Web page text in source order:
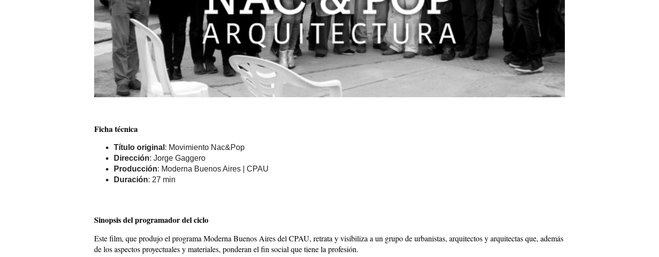
Ficha técnica
Título original : Movimiento Nac&Pop
Dirección: Jorge Gaggero
Producción: Moderna Buenos Aires | CPAU
Duración: 27 min
Sinopsis del programador del ciclo
Este film, que produjo el programa Moderna Buenos Aires del CPAU, retrata y visibiliza a un grupo de urbanistas, arquitectos y arquitectas que, además
de los aspectos proyectuales y materiales, ponderan el fin social que tiene la profesión.